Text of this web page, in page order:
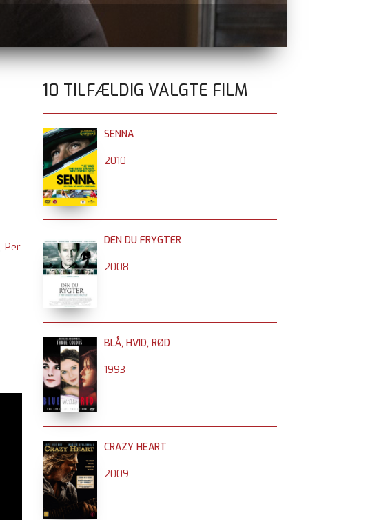
, Per
10 TILFÆLDIG VALGTE FILM
SENNA
2010
DEN DU FRYGTER
2008
BLÅ, HVID, RØD
1993
CRAZY HEART
2009